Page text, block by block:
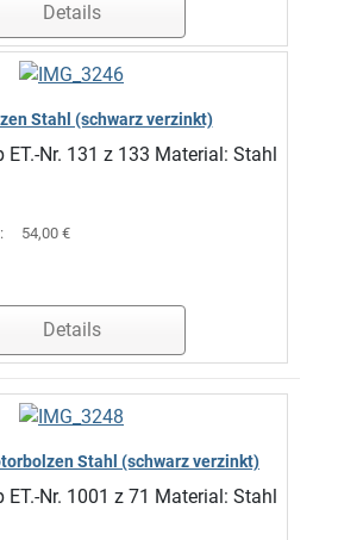
Details
Stahl (schwarz verzinkt)
ET.-Nr. 131 z 133 Material: Stahl
54,00 €
Details
Stahl (schwarz verzinkt)
ET.-Nr. 1001 z 71 Material: Stahl